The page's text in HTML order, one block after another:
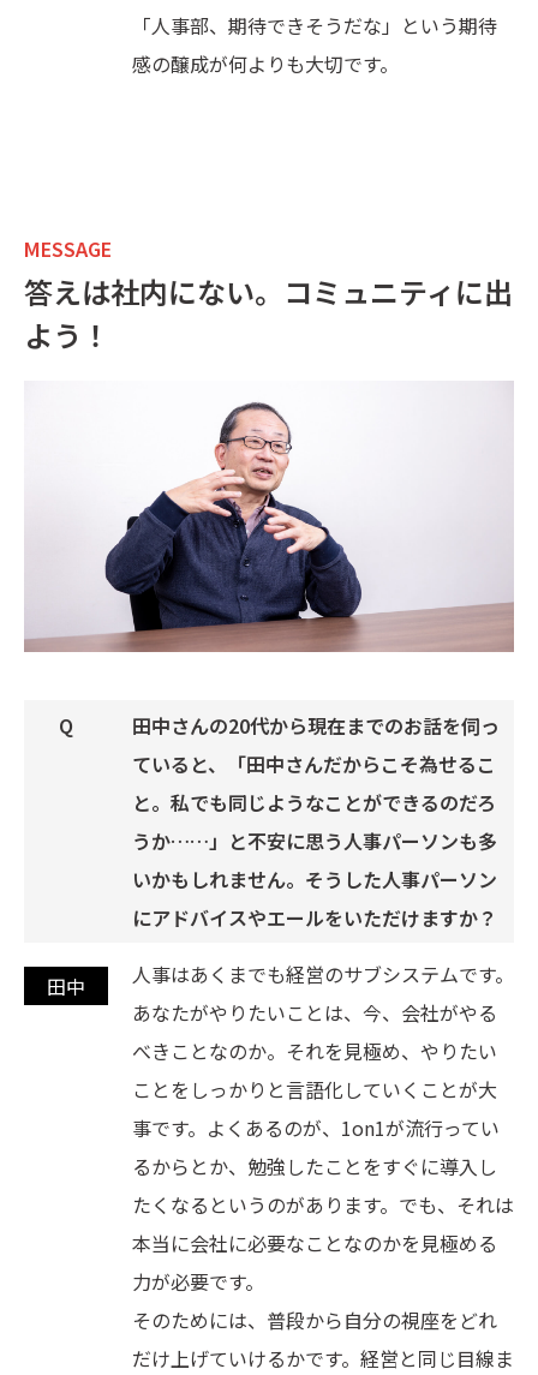
「人事部、期待できそうだな」という期待
感の醸成が何よりも大切です。
MESSAGE
答えは社内にない。コミュニティに出
よう！
田中さんの20代から現在までのお話を伺っ
ていると、「田中さんだからこそ為せるこ
と。私でも同じようなことができるのだろ
うか……」と不安に思う人事パーソンも多
いかもしれません。そうした人事パーソン
にアドバイスやエールをいただけますか？
人事はあくまでも経営のサブシステムです。
あなたがやりたいことは、今、会社がやる
べきことなのか。それを見極め、やりたい
ことをしっかりと言語化していくことが大
事です。よくあるのが、1on1が流行ってい
るからとか、勉強したことをすぐに導入し
たくなるというのがあります。でも、それは
本当に会社に必要なことなのかを見極める
力が必要です。
そのためには、普段から自分の視座をどれ
だけ上げていけるかです。経営と同じ目線ま